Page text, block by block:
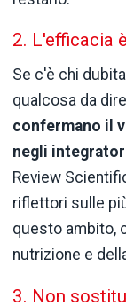
2. L'efficacia
Se c'è chi
qualcosa da
confermano il
negli
Review
riflettori sulle
questo ambito,
nutrizione e
3. Non